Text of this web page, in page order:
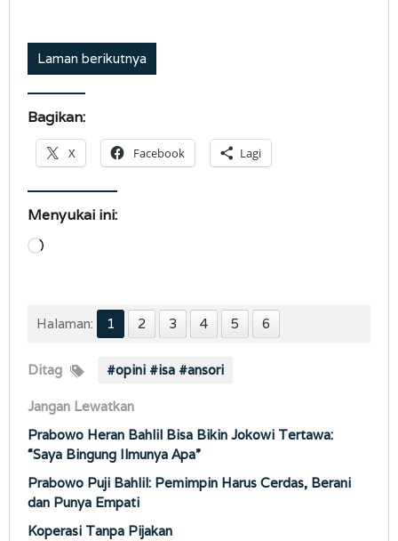
Laman berikutnya
Bagikan:
X Facebook Lagi
Menyukai ini:
Memuat...
Halaman: 1 2 3 4 5 6
Ditag #opini #isa #ansori
Jangan Lewatkan
Prabowo Heran Bahlil Bisa Bikin Jokowi Tertawa:
“Saya Bingung Ilmunya Apa”
Prabowo Puji Bahlil: Pemimpin Harus Cerdas, Berani
dan Punya Empati
Koperasi Tanpa Pijakan